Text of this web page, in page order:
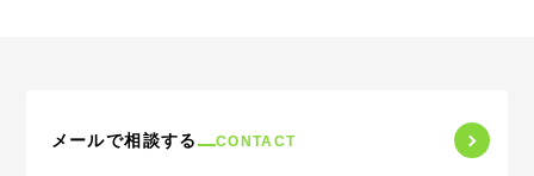
メールで相談する CONTACT